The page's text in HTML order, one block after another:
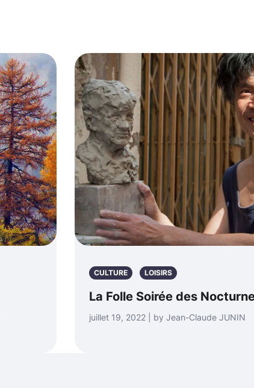
CULTURE LOISIRS
La Folle Soirée des
juillet 19, 2022 | by Jean-Claude JUNIN